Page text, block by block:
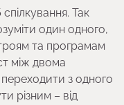
Так
один одного,
та програмам
між двома
з одного
різним – від